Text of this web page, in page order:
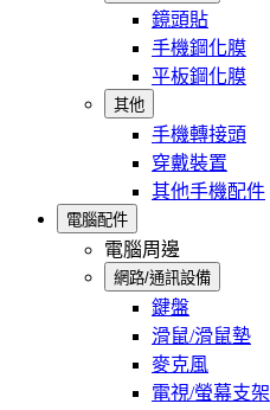
鏡頭貼
手機鋼化膜
平板鋼化膜
其他
手機轉接頭
穿戴裝置
其他手機配件
電腦配件
電腦周邊
網路/通訊設備
鍵盤
滑鼠/滑鼠墊
麥克風
電視/螢幕支架